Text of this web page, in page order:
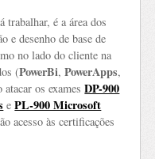
trabalhar, é a área dos
e desenho de base de
no lado do cliente na
(PowerBi,PowerApps,
os examesDP-900
ePL-900 Microsoft
acesso às certificações